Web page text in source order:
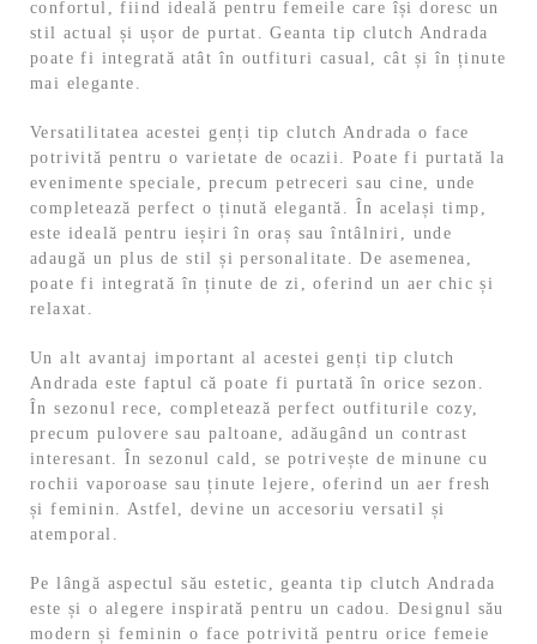
confortul, fiind ideală pentru femeile care își doresc un
stil actual și ușor de purtat. Geanta tip clutch Andrada
poate fi integrată atât în outfituri casual, cât și în ținute
mai elegante.
Versatilitatea acestei genți tip clutch Andrada o face
potrivită pentru o varietate de ocazii. Poate fi purtată la
evenimente speciale, precum petreceri sau cine, unde
completează perfect o ținută elegantă. În același timp,
este ideală pentru ieșiri în oraș sau întâlniri, unde
adaugă un plus de stil și personalitate. De asemenea,
poate fi integrată în ținute de zi, oferind un aer chic și
relaxat.
Un alt avantaj important al acestei genți tip clutch
Andrada este faptul că poate fi purtată în orice sezon.
În sezonul rece, completează perfect outfiturile cozy,
precum pulovere sau paltoane, adăugând un contrast
interesant. În sezonul cald, se potrivește de minune cu
rochii vaporoase sau ținute lejere, oferind un aer fresh
și feminin. Astfel, devine un accesoriu versatil și
atemporal.
Pe lângă aspectul său estetic, geanta tip clutch Andrada
este și o alegere inspirată pentru un cadou. Designul său
modern și feminin o face potrivită pentru orice femeie